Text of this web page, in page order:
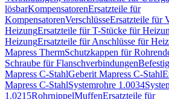
lösbarKompensatorenErsatzteile für
KompensatorenVerschlüsseErsatzteile für
HeizungErsatzteile für T-Stücke für
HeizungErsatzteile für Anschlüsse für
Mapress ThermSchutzkappen für
Schraube für Flanschverbindungen
Mapress C-StahlGeberit Mapress C-Stahl
Mapress C-StahlSystemrohre 1.0034
1.0215RohrnippelMuffenErsatzteile für